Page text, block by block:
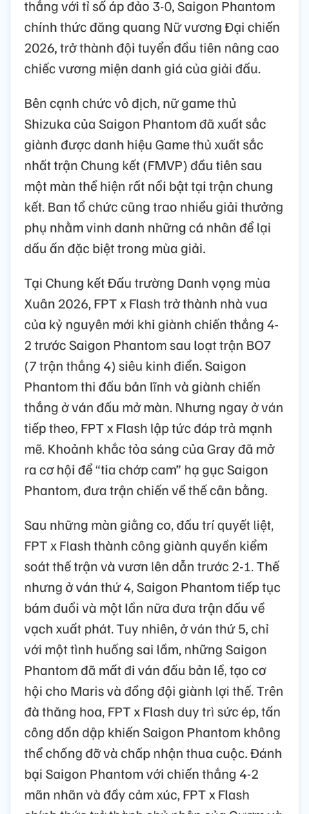
thắng với tỉ số áp đảo 3-0, Saigon Phantom
chính thức đăng quang Nữ vương Đại chiến
2026, trở thành đội tuyển đầu tiên nâng cao
chiếc vương miện danh giá của giải đấu.
Bên cạnh chức vô địch, nữ game thủ
Shizuka của Saigon Phantom đã xuất sắc
giành được danh hiệu Game thủ xuất sắc
nhất trận Chung kết (FMVP) đầu tiên sau
một màn thể hiện rất nổi bật tại trận chung
kết. Ban tổ chức cũng trao nhiều giải thưởng
phụ nhằm vinh danh những cá nhân để lại
dấu ấn đặc biệt trong mùa giải.
Tại Chung kết Đấu trường Danh vọng mùa
Xuân 2026, FPT x Flash trở thành nhà vua
của kỷ nguyên mới khi giành chiến thắng 4-
2 trước Saigon Phantom sau loạt trận BO7
(7 trận thắng 4) siêu kinh điển. Saigon
Phantom thi đấu bản lĩnh và giành chiến
thắng ở ván đấu mở màn. Nhưng ngay ở ván
tiếp theo, FPT x Flash lập tức đáp trả mạnh
mẽ. Khoảnh khắc tỏa sáng của Gray đã mở
ra cơ hội để “tia chớp cam” hạ gục Saigon
Phantom, đưa trận chiến về thế cân bằng.
Sau những màn giằng co, đấu trí quyết liệt,
FPT x Flash thành công giành quyền kiểm
soát thế trận và vươn lên dẫn trước 2-1. Thế
nhưng ở ván thứ 4, Saigon Phantom tiếp tục
bám đuổi và một lần nữa đưa trận đấu về
vạch xuất phát. Tuy nhiên, ở ván thứ 5, chỉ
với một tình huống sai lầm, những Saigon
Phantom đã mất đi ván đấu bản lề, tạo cơ
hội cho Maris và đồng đội giành lợi thế. Trên
đà thăng hoa, FPT x Flash duy trì sức ép, tấn
công dồn dập khiến Saigon Phantom không
thể chống đỡ và chấp nhận thua cuộc. Đánh
bại Saigon Phantom với chiến thắng 4-2
mãn nhãn và đầy cảm xúc, FPT x Flash